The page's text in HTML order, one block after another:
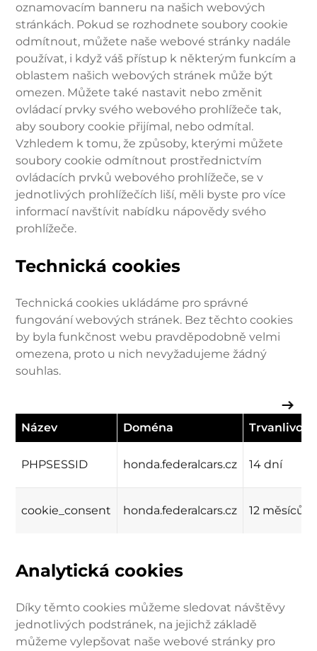
oznamovacím banneru na našich webových
stránkách. Pokud se rozhodnete soubory cookie
odmítnout, můžete naše webové stránky nadále
používat, i když váš přístup k některým funkcím a
oblastem našich webových stránek může být
omezen. Můžete také nastavit nebo změnit
ovládací prvky svého webového prohlížeče tak,
aby soubory cookie přijímal, nebo odmítal.
Vzhledem k tomu, že způsoby, kterými můžete
soubory cookie odmítnout prostřednictvím
ovládacích prvků webového prohlížeče, se v
jednotlivých prohlížečích liší, měli byste pro více
informací navštívit nabídku nápovědy svého
prohlížeče.
Technická cookies
Technická cookies ukládáme pro správné
fungování webových stránek. Bez těchto cookies
by byla funkčnost webu pravděpodobně velmi
omezena, proto u nich nevyžadujeme žádný
souhlas.
Název Doména Trvanlivost
PHPSESSID honda.federalcars.cz 14 dní
cookie_consent honda.federalcars.cz 12 měsíců
Analytická cookies
Díky těmto cookies můžeme sledovat návštěvy
jednotlivých podstránek, na jejichž základě
můžeme vylepšovat naše webové stránky pro